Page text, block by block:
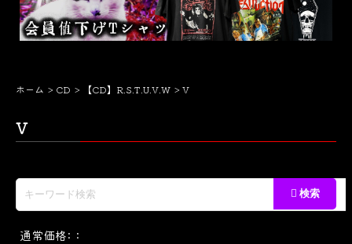
ホーム CD 【CD】R.S.T.U.V.W V
V
通常価格:：